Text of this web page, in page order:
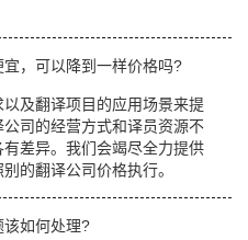
，可以降到一样价格吗?
及翻译项目的应用场景来提
司的经营方式和译员资源不
差异。我们会竭尽全力提供
的翻译公司价格执行。
该如何处理?